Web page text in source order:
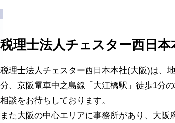
税理士法人チェスター西日
税理士法人チェスター西日本本社(大阪)は、
分、京阪電車中之島線「大江橋駅」徒歩1分
相談をお待ちしております。
また大阪の中心エリアに事務所があり、大阪